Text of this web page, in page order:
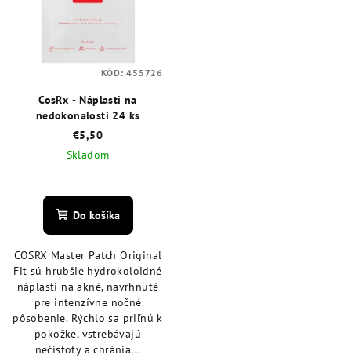
CosRx - Náplasti na
nedokonalosti 24 ks
€5,50
Skladom
hodnotenie
produktu
z
5
hviezdičiek.
Do košíka
COSRX Master Patch Original
Fit sú hrubšie hydrokoloidné
náplasti na akné, navrhnuté
pre intenzívne nočné
pôsobenie. Rýchlo sa priľnú k
pokožke, vstrebávajú
nečistoty a chránia...
KÓD:455726